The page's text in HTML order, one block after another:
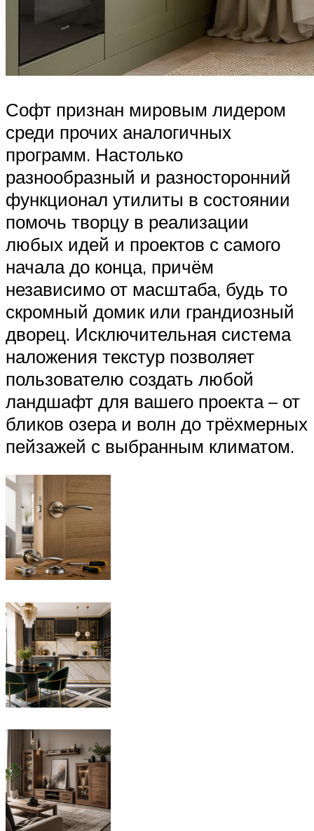
Софт признан мировым лидером
среди прочих аналогичных
программ. Настолько
разнообразный и разносторонний
функционал утилиты в состоянии
помочь творцу в реализации
любых идей и проектов с самого
начала до конца, причём
независимо от масштаба, будь то
скромный домик или грандиозный
дворец. Исключительная система
наложения текстур позволяет
пользователю создать любой
ландшафт для вашего проекта – от
бликов озера и волн до трёхмерных
пейзажей с выбранным климатом.